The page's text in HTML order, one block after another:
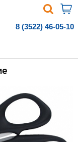
8 (3522) 46-05-10